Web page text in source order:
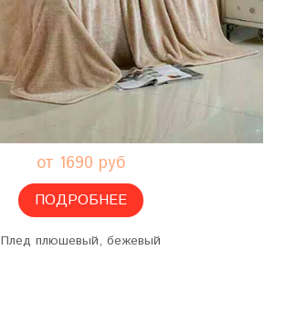
от 1690 руб
ПОДРОБНЕЕ
Плед плюшевый, бежевый